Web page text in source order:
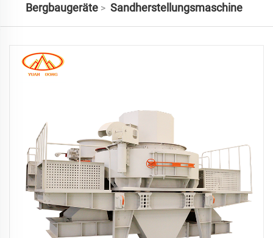
Bergbaugeräte> Sandherstellungsmaschine